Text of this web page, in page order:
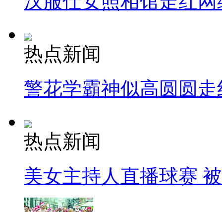
热点新闻
警花学霸神似高圆圆走
热点新闻
美女主持人直播球赛